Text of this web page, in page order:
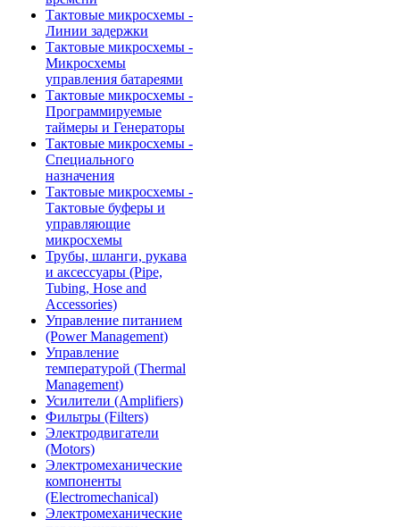
Тактовые микросхемы -
Линии задержки
Тактовые микросхемы -
Микросхемы
управления батареями
Тактовые микросхемы -
Программируемые
таймеры и Генераторы
Тактовые микросхемы -
Специального
назначения
Тактовые микросхемы -
Тактовые буферы и
управляющие
микросхемы
Трубы, шланги, рукава
и аксессуары (Pipe,
Tubing, Hose and
Accessories)
Управление питанием
(Power Management)
Управление
температурой (Thermal
Management)
Усилители (Amplifiers)
Фильтры (Filters)
Электродвигатели
(Motors)
Электромеханические
компоненты
(Electromechanical)
Электромеханические